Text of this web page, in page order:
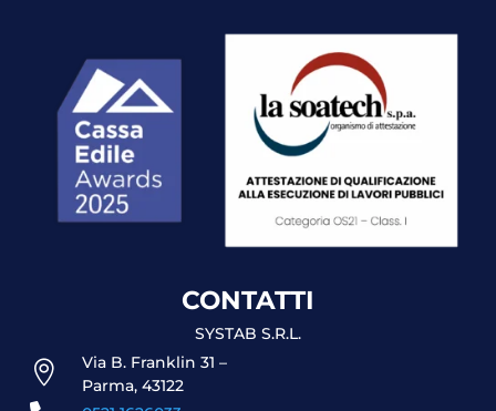
CONTATTI
SYSTAB S.R.L.

Via B. Franklin 31 –
Parma, 43122